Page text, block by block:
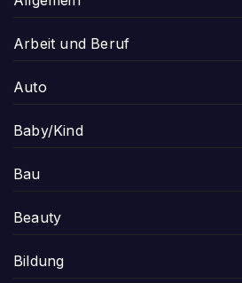
Arbeit und Beruf
Auto
Baby/Kind
Bau
Beauty
Bildung